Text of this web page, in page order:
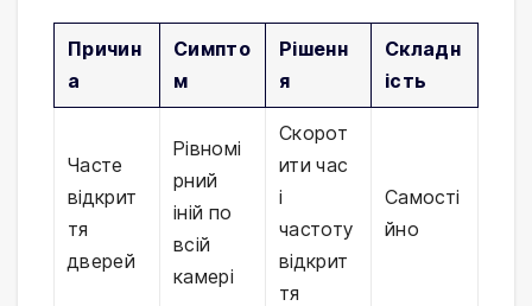
Причин
а
Симпто
м
Рішенн
я
Складн
ість
Часте
відкрит
тя
дверей
Рівномі
рний
іній по
всій
камері
Скорот
ити час
і
частоту
відкрит
тя
Самості
йно